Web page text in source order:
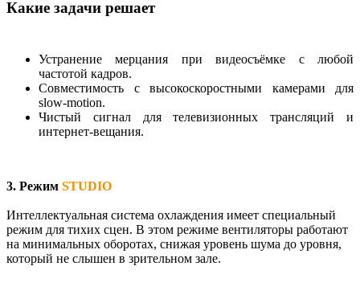
Какие задачи решает
Устранение мерцания при видеосъёмке с любой
частотой кадров.
Совместимость с высокоскоростными камерами для
slow-motion.
Чистый сигнал для телевизионных трансляций и
интернет-вещания.
3. Режим STUDIO
Интеллектуальная система охлаждения имеет специальный
режим для тихих сцен. В этом режиме вентиляторы работают
на минимальных оборотах, снижая уровень шума до уровня,
который не слышен в зрительном зале.